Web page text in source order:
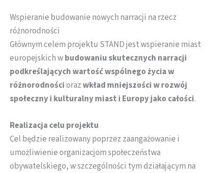
Wspieranie budowanie nowych narracji na rzecz
różnorodności
Głównym celem projektu STAND jest wspieranie miast
europejskich wbudowaniu skutecznych narracji
podkreślających wartość wspólnego życia w
różnorodnościorazwkład mniejszości w rozwój
społeczny i kulturalny miast i Europy jako całości.
Realizacja celu projektu
Cel będzie realizowany poprzez zaangażowanie i
umożliwienie organizacjom społeczeństwa
obywatelskiego, w szczególności tym działającym na